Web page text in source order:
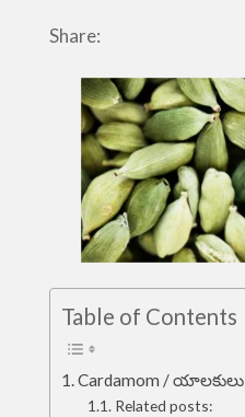
Share:
Table of Contents
Cardamom / యాలకులు
Related posts: